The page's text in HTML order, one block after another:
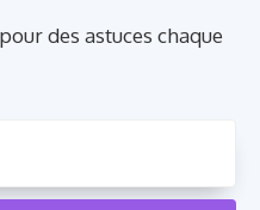
des astuces chaque